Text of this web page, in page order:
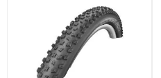
Čierny TLR